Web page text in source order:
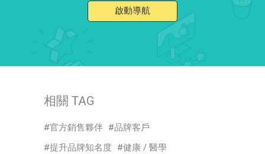
啟動導航
相關 TAG
官方銷售夥伴
品牌客戶
提升品牌知名度
健康 / 醫學